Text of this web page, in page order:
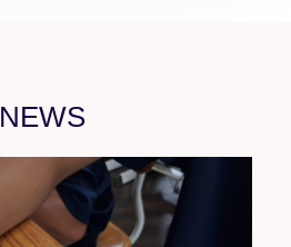
NEWS